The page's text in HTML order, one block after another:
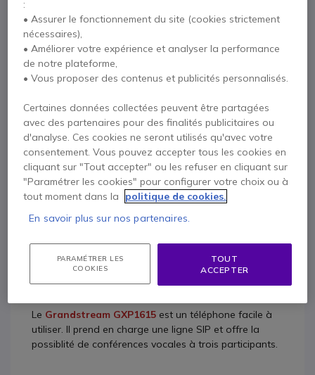
1 x Alimentation électrique universelle
1 x Câble de réseau
Contactez nos experts - Numéro gratuit
0800 72 4000
F.A.Q Chat
Description
Grandstream GXP1615
Le Grandstream GXP1615 est un téléphone facile à
utiliser. Il prend en charge une ligne SIP et offre la
possiblité de conférences vocales à trois participants.
:
• Assurer le fonctionnement du site (cookies strictement
nécessaires),
• Améliorer votre expérience et analyser la performance
de notre plateforme,
• Vous proposer des contenus et publicités personnalisés.
Certaines données collectées peuvent être partagées
avec des partenaires pour des finalités publicitaires ou
d'analyse. Ces cookies ne seront utilisés qu'avec votre
consentement. Vous pouvez accepter tous les cookies en
cliquant sur "Tout accepter" ou les refuser en cliquant sur
"Paramétrer les cookies" pour configurer votre choix ou à
tout moment dans la
politique de cookies.
En savoir plus sur nos partenaires.
PARAMÉTRER LES
COOKIES
TOUT
ACCEPTER